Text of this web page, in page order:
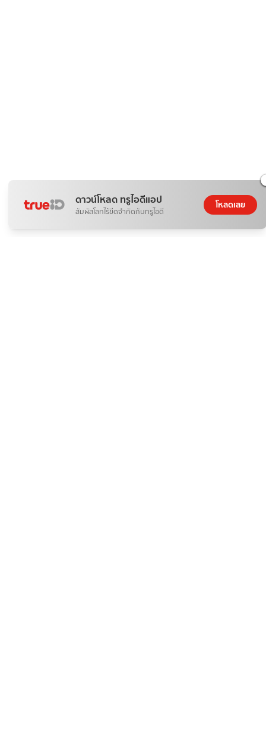
ดาวน์โหลด ทรูไอดีแอป
สัมผัสโลกไร้ขีดจำกัดกับทรูไอดี
โหลดเลย